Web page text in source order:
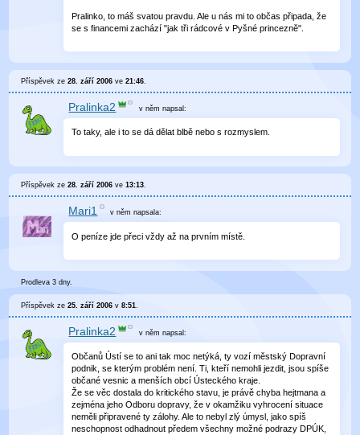
Pralinko, to máš svatou pravdu. Ale u nás mi to občas připada, že
se s financemi zachází "jak tři rádcové v Pyšné princezně".
Příspěvek ze28. září 2006 ve21:46
Pralinka2 v něm napsal:
To taky, ale i to se dá dělat blbě nebo s rozmyslem.
Příspěvek ze28. září 2006 ve13:13.
Mari1 v němnapsala:
O peníze jde přeci vždy až na prvním místě.
Prodleva 3 dny.
Příspěvek ze25. září 2006 v8:51
Pralinka2 v něm napsal:
Občanů Ústí se to ani tak moc netýká, ty vozí městský Dopravní
podnik, se kterým problém není. Ti, kteří nemohli jezdit, jsou spíše
občané vesnic a menších obcí Ústeckého kraje.
Že se věc dostala do kritického stavu, je právě chyba hejtmana a
zejména jeho Odboru dopravy, že v okamžiku vyhrocení situace
neměli připravené ty zálohy. Ale to nebyl zlý úmysl, jako spíš
neschopnost odhadnout předem všechny možné podrazy DPÚK,